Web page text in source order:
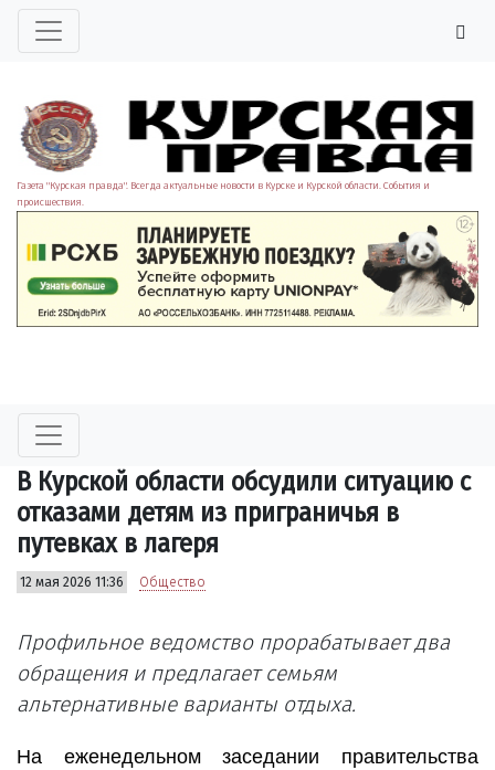
Газета "Курская правда". Всегда актуальные новости в Курске и Курской области. События и
происшествия.
В Курской области обсудили ситуацию с
отказами детям из приграничья в
путевках в лагеря
12 мая 2026 11:36 Общество
Профильное ведомство прорабатывает два
обращения и предлагает семьям
альтернативные варианты отдыха.
На еженедельном заседании правительства